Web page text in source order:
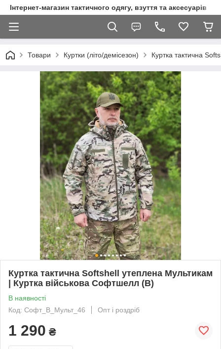
Інтернет-магазин тактичного одягу, взуття та аксесуарів
Товари Куртки (літо/демісезон) Куртка тактична
Куртка тактична Softshell утеплена Мультикам
| Куртка військова Софтшелл (В)
В наявності
Код: Софт_В_Мульт_46
Опт і роздріб
1 290 ₴